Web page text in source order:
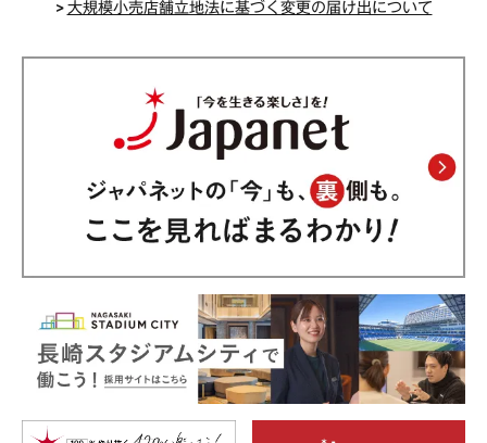
>大規模小売店舗立地法に基づく変更の届け出について